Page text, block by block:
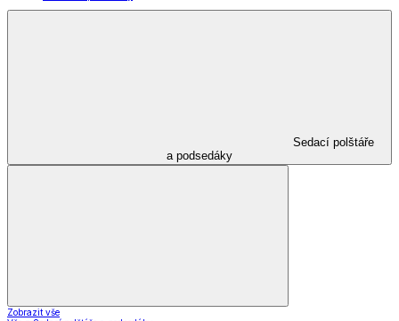
Sedací polštáře
a podsedáky
Zobrazit vše